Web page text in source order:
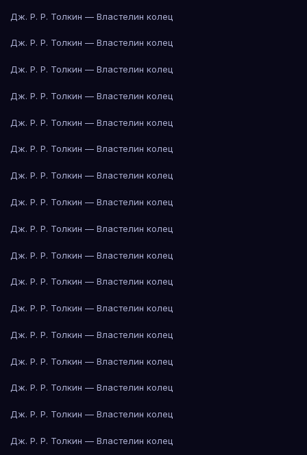
Дж. Р. Р. Толкин — Властелин колец
Дж. Р. Р. Толкин — Властелин колец
Дж. Р. Р. Толкин — Властелин колец
Дж. Р. Р. Толкин — Властелин колец
Дж. Р. Р. Толкин — Властелин колец
Дж. Р. Р. Толкин — Властелин колец
Дж. Р. Р. Толкин — Властелин колец
Дж. Р. Р. Толкин — Властелин колец
Дж. Р. Р. Толкин — Властелин колец
Дж. Р. Р. Толкин — Властелин колец
Дж. Р. Р. Толкин — Властелин колец
Дж. Р. Р. Толкин — Властелин колец
Дж. Р. Р. Толкин — Властелин колец
Дж. Р. Р. Толкин — Властелин колец
Дж. Р. Р. Толкин — Властелин колец
Дж. Р. Р. Толкин — Властелин колец
Дж. Р. Р. Толкин — Властелин колец